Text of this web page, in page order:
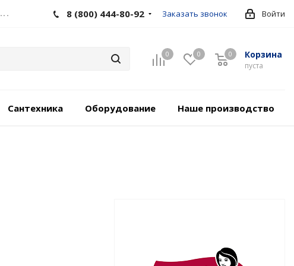
... Войти
8 (800) 444-80-92 Заказать звонок
0 0 Корзина
пуста
0
Сантехника Оборудование Наше производство